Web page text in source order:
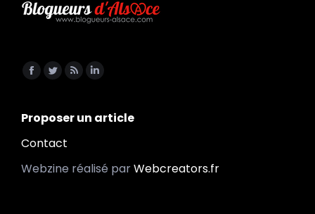
Trouvez nous sur :
Facebook
opens
new
window
Twitter
opens
new
window
RSS
opens
window
LinkedIn
opens
window
Proposer un article
Contact
Webzine réalisé parWebcreators.fr